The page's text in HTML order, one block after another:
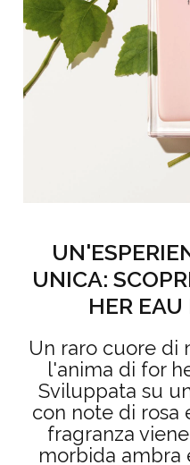
UNICA:
HER
Un raro cuore di
l'anima di for
Sviluppata su
con note di rosa
fragranza
morbida ambra